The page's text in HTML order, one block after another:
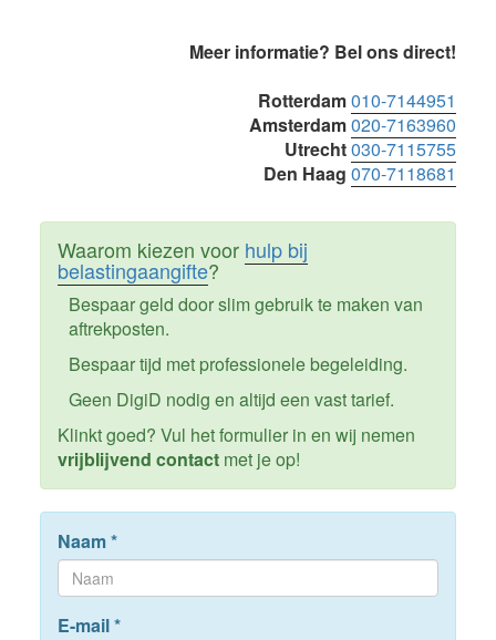
Meer informatie? Bel ons direct!
Rotterdam010-7144951
Amsterdam020-7163960
Utrecht030-7115755
Den Haag 070-7118681
Waarom kiezen voor hulp bij
belastingaangifte?
Bespaar geld door slim gebruik te maken van
aftrekposten.
Bespaar tijd met professionele begeleiding.
Geen DigiD nodig en altijd een vast tarief.
Klinkt goed? Vul het formulier in en wij nemen
vrijblijvend contactmet je op!
Naam*
E-mail*